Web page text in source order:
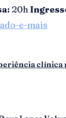
20h
e-mais
clínica